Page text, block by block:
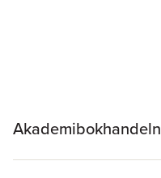
Akademibokhandeln